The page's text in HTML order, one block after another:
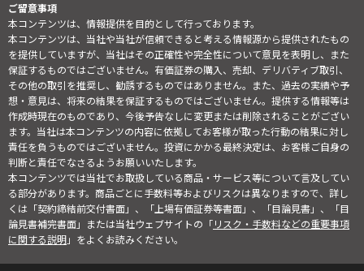
ご留意事項
本コンテンツは、情報提供を目的として行っております。
本コンテンツは、当社や当社が信頼できると考える情報源から提供されたもの
を提供していますが、当社はその正確性や完全性について意見を表明し、また
保証するものではございません。有価証券の購入、売却、デリバティブ取引、
その他の取引を推奨し、勧誘するものではありません。また、過去の実績や予
想・意見は、将来の結果を保証するものではございません。提供する情報等は
作成時現在のものであり、今後予告なしに変更または削除されることがござい
ます。当社は本コンテンツの内容に依拠してお客様が取った行動の結果に対し
責任を負うものではございません。投資にかかる最終決定は、お客様ご自身の
判断と責任でなさるようお願いいたします。
本コンテンツでは当社でお取扱している商品・サービス等について言及してい
る部分があります。商品ごとに手数料等およびリスクは異なりますので、詳し
くは「契約締結前交付書面」、「上場有価証券等書面」、「目論見書」、「目
論見書補完書面」または当社ウェブサイトの「リスク・手数料などの重要事項
に関する説明」をよくお読みください。